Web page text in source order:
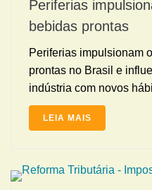
Periferias
bebidas prontas
Periferias impulsionam
prontas no Brasil e
indústria com novos
LEIA MAIS